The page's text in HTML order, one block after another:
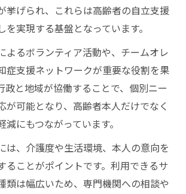
挙げられ、これらは高齢者の自立支援
実現する基盤となっています。
よるボランティア活動や、チームオレ
症支援ネットワークが重要な役割を果
政と地域が協働することで、個別ニー
が可能となり、高齢者本人だけでなく
にもつながっています。
は、介護度や生活環境、本人の意向を
ることがポイントです。利用できるサ
類は幅広いため、専門機関への相談や